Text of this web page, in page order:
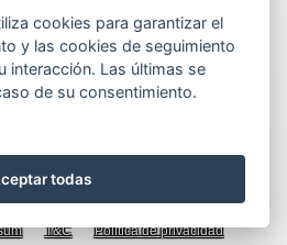
madurasconganas.com
T&C Política de privacidad
cookies para garantizar el
y las cookies de seguimiento
interacción. Las últimas se
de su consentimiento.
todas